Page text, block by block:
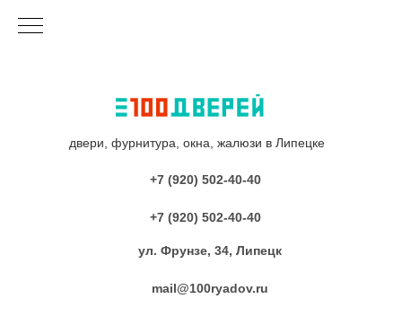
двери, фурнитура, окна, жалюзи в Липецке
+7 (920) 502-40-40
+7 (920) 502-40-40
ул. Фрунзе, 34, Липецк
mail@100ryadov.ru